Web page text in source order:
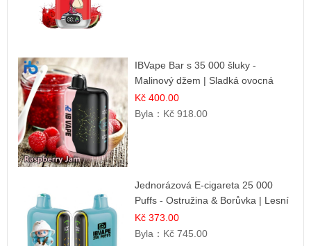
IBVape Bar s 35 000 šluky -
Malinový džem | Sladká ovocná
příchuť
Kč 400.00
Byla： Kč 918.00
Jednorázová E-cigareta 25 000
Puffs - Ostružina & Borůvka | Lesní
ovocná směs
Kč 373.00
Byla： Kč 745.00